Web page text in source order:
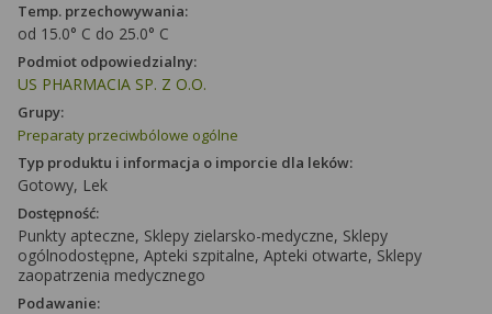
Temp. przechowywania:
od 15.0° C do 25.0° C
Podmiot odpowiedzialny:
US PHARMACIA SP. Z O.O.
Grupy:
Preparaty przeciwbólowe ogólne
Typ produktu i informacja o imporcie dla leków:
Gotowy, Lek
Dostępność:
Punkty apteczne, Sklepy zielarsko-medyczne, Sklepy
ogólnodostępne, Apteki szpitalne, Apteki otwarte, Sklepy
zaopatrzenia medycznego
Podawanie: